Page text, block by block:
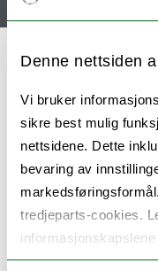
Denne nettsiden
Vi bruker
sikre best mulig
nettsidene. Dette
bevaring av
tredjeparts-cookies.
informasjonskapslene
Meny
Som del av
arrangementer på
fuglevokterkurs i
Program